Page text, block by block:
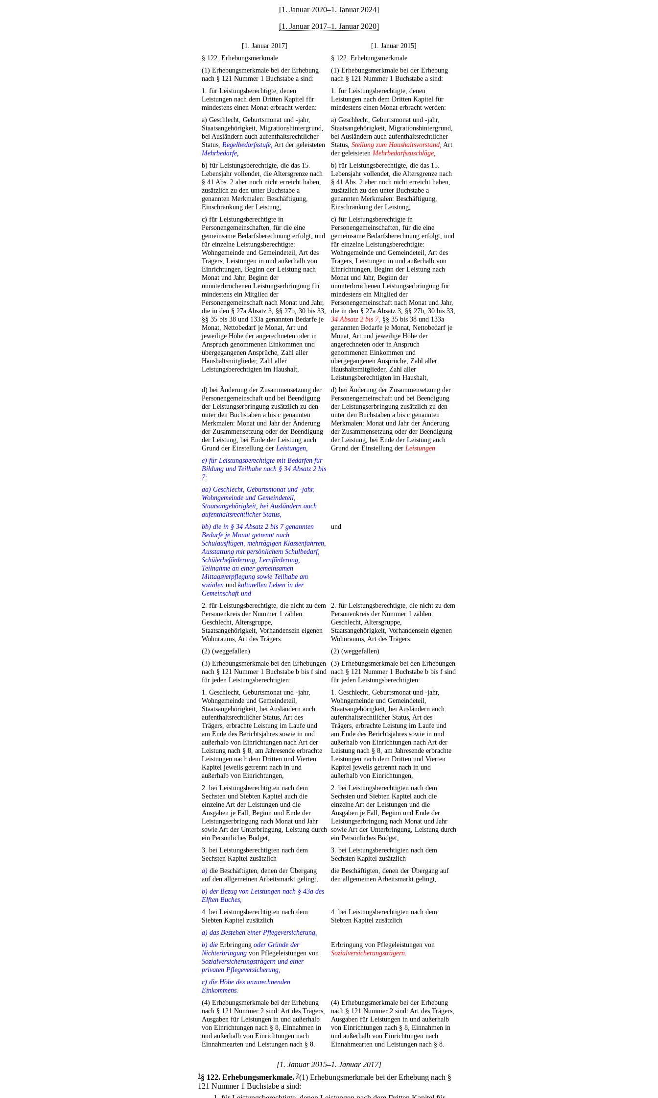
[1. Januar 2020–1. Januar 2024]
[1. Januar 2017–1. Januar 2020]
[1. Januar 2017]
[1. Januar 2015]
§ 122. Erhebungsmerkmale
§ 122. Erhebungsmerkmale
(1) Erhebungsmerkmale bei der Erhebung
nach § 121 Nummer 1 Buchstabe a sind:
(1) Erhebungsmerkmale bei der Erhebung
nach § 121 Nummer 1 Buchstabe a sind:
1. für Leistungsberechtigte, denen
Leistungen nach dem Dritten Kapitel für
mindestens einen Monat erbracht werden:
1. für Leistungsberechtigte, denen
Leistungen nach dem Dritten Kapitel für
mindestens einen Monat erbracht werden:
a) Geschlecht, Geburtsmonat und -jahr,
Staatsangehörigkeit, Migrationshintergrund,
bei Ausländern auch aufenthaltsrechtlicher
Status, Regelbedarfsstufe, Art der geleisteten
Mehrbedarfe,
a) Geschlecht, Geburtsmonat und -jahr,
Staatsangehörigkeit, Migrationshintergrund,
bei Ausländern auch aufenthaltsrechtlicher
Status, Stellung zum Haushaltsvorstand, Art
der geleisteten Mehrbedarfszuschläge,
b) für Leistungsberechtigte, die das 15.
Lebensjahr vollendet, die Altersgrenze nach
§ 41 Abs. 2 aber noch nicht erreicht haben,
zusätzlich zu den unter Buchstabe a
genannten Merkmalen: Beschäftigung,
Einschränkung der Leistung,
b) für Leistungsberechtigte, die das 15.
Lebensjahr vollendet, die Altersgrenze nach
§ 41 Abs. 2 aber noch nicht erreicht haben,
zusätzlich zu den unter Buchstabe a
genannten Merkmalen: Beschäftigung,
Einschränkung der Leistung,
c) für Leistungsberechtigte in
Personengemeinschaften, für die eine
gemeinsame Bedarfsberechnung erfolgt, und
für einzelne Leistungsberechtigte:
Wohngemeinde und Gemeindeteil, Art des
Trägers, Leistungen in und außerhalb von
Einrichtungen, Beginn der Leistung nach
Monat und Jahr, Beginn der
ununterbrochenen Leistungserbringung für
mindestens ein Mitglied der
Personengemeinschaft nach Monat und Jahr,
die in den § 27a Absatz 3, §§ 27b, 30 bis 33,
§§ 35 bis 38 und 133a genannten Bedarfe je
Monat, Nettobedarf je Monat, Art und
jeweilige Höhe der angerechneten oder in
Anspruch genommenen Einkommen und
übergegangenen Ansprüche, Zahl aller
Haushaltsmitglieder, Zahl aller
Leistungsberechtigten im Haushalt,
c) für Leistungsberechtigte in
Personengemeinschaften, für die eine
gemeinsame Bedarfsberechnung erfolgt, und
für einzelne Leistungsberechtigte:
Wohngemeinde und Gemeindeteil, Art des
Trägers, Leistungen in und außerhalb von
Einrichtungen, Beginn der Leistung nach
Monat und Jahr, Beginn der
ununterbrochenen Leistungserbringung für
mindestens ein Mitglied der
Personengemeinschaft nach Monat und Jahr,
die in den § 27a Absatz 3, §§ 27b, 30 bis 33,
34 Absatz 2 bis 7, §§ 35 bis 38 und 133a
genannten Bedarfe je Monat, Nettobedarf je
Monat, Art und jeweilige Höhe der
angerechneten oder in Anspruch
genommenen Einkommen und
übergegangenen Ansprüche, Zahl aller
Haushaltsmitglieder, Zahl aller
Leistungsberechtigten im Haushalt,
d) bei Änderung der Zusammensetzung der
Personengemeinschaft und bei Beendigung
der Leistungserbringung zusätzlich zu den
unter den Buchstaben a bis c genannten
Merkmalen: Monat und Jahr der Änderung
der Zusammensetzung oder der Beendigung
der Leistung, bei Ende der Leistung auch
Grund der Einstellung der Leistungen,
d) bei Änderung der Zusammensetzung der
Personengemeinschaft und bei Beendigung
der Leistungserbringung zusätzlich zu den
unter den Buchstaben a bis c genannten
Merkmalen: Monat und Jahr der Änderung
der Zusammensetzung oder der Beendigung
der Leistung, bei Ende der Leistung auch
Grund der Einstellung der Leistungen
e) für Leistungsberechtigte mit Bedarfen für
Bildung und Teilhabe nach § 34 Absatz 2 bis
7:
aa) Geschlecht, Geburtsmonat und -jahr,
Wohngemeinde und Gemeindeteil,
Staatsangehörigkeit, bei Ausländern auch
aufenthaltsrechtlicher Status,
bb) die in § 34 Absatz 2 bis 7 genannten
Bedarfe je Monat getrennt nach
Schulausflügen, mehrtägigen Klassenfahrten,
Ausstattung mit persönlichem Schulbedarf,
Schülerbeförderung, Lernförderung,
Teilnahme an einer gemeinsamen
Mittagsverpflegung sowie Teilhabe am
sozialen und kulturellen Leben in der
Gemeinschaft und
und
2. für Leistungsberechtigte, die nicht zu dem
Personenkreis der Nummer 1 zählen:
Geschlecht, Altersgruppe,
Staatsangehörigkeit, Vorhandensein eigenen
Wohnraums, Art des Trägers.
2. für Leistungsberechtigte, die nicht zu dem
Personenkreis der Nummer 1 zählen:
Geschlecht, Altersgruppe,
Staatsangehörigkeit, Vorhandensein eigenen
Wohnraums, Art des Trägers.
(2) (weggefallen)
(2) (weggefallen)
(3) Erhebungsmerkmale bei den Erhebungen
nach § 121 Nummer 1 Buchstabe b bis f sind
für jeden Leistungsberechtigten:
(3) Erhebungsmerkmale bei den Erhebungen
nach § 121 Nummer 1 Buchstabe b bis f sind
für jeden Leistungsberechtigten:
1. Geschlecht, Geburtsmonat und -jahr,
Wohngemeinde und Gemeindeteil,
Staatsangehörigkeit, bei Ausländern auch
aufenthaltsrechtlicher Status, Art des
Trägers, erbrachte Leistung im Laufe und
am Ende des Berichtsjahres sowie in und
außerhalb von Einrichtungen nach Art der
Leistung nach § 8, am Jahresende erbrachte
Leistungen nach dem Dritten und Vierten
Kapitel jeweils getrennt nach in und
außerhalb von Einrichtungen,
1. Geschlecht, Geburtsmonat und -jahr,
Wohngemeinde und Gemeindeteil,
Staatsangehörigkeit, bei Ausländern auch
aufenthaltsrechtlicher Status, Art des
Trägers, erbrachte Leistung im Laufe und
am Ende des Berichtsjahres sowie in und
außerhalb von Einrichtungen nach Art der
Leistung nach § 8, am Jahresende erbrachte
Leistungen nach dem Dritten und Vierten
Kapitel jeweils getrennt nach in und
außerhalb von Einrichtungen,
2. bei Leistungsberechtigten nach dem
Sechsten und Siebten Kapitel auch die
einzelne Art der Leistungen und die
Ausgaben je Fall, Beginn und Ende der
Leistungserbringung nach Monat und Jahr
sowie Art der Unterbringung, Leistung durch
ein Persönliches Budget,
2. bei Leistungsberechtigten nach dem
Sechsten und Siebten Kapitel auch die
einzelne Art der Leistungen und die
Ausgaben je Fall, Beginn und Ende der
Leistungserbringung nach Monat und Jahr
sowie Art der Unterbringung, Leistung durch
ein Persönliches Budget,
3. bei Leistungsberechtigten nach dem
Sechsten Kapitel zusätzlich
3. bei Leistungsberechtigten nach dem
Sechsten Kapitel zusätzlich
a) die Beschäftigten, denen der Übergang
auf den allgemeinen Arbeitsmarkt gelingt,
die Beschäftigten, denen der Übergang auf
den allgemeinen Arbeitsmarkt gelingt,
b) der Bezug von Leistungen nach § 43a des
Elften Buches,
4. bei Leistungsberechtigten nach dem
Siebten Kapitel zusätzlich
4. bei Leistungsberechtigten nach dem
Siebten Kapitel zusätzlich
a) das Bestehen einer Pflegeversicherung,
b) die Erbringung oder Gründe der
Nichterbringung von Pflegeleistungen von
Sozialversicherungsträgern und einer
privaten Pflegeversicherung,
Erbringung von Pflegeleistungen von
Sozialversicherungsträgern.
c) die Höhe des anzurechnenden
Einkommens.
(4) Erhebungsmerkmale bei der Erhebung
nach § 121 Nummer 2 sind: Art des Trägers,
Ausgaben für Leistungen in und außerhalb
von Einrichtungen nach § 8, Einnahmen in
und außerhalb von Einrichtungen nach
Einnahmearten und Leistungen nach § 8.
(4) Erhebungsmerkmale bei der Erhebung
nach § 121 Nummer 2 sind: Art des Trägers,
Ausgaben für Leistungen in und außerhalb
von Einrichtungen nach § 8, Einnahmen in
und außerhalb von Einrichtungen nach
Einnahmearten und Leistungen nach § 8.
[1. Januar 2015–1. Januar 2017]
1§ 122. Erhebungsmerkmale. 2(1) Erhebungsmerkmale bei der Erhebung nach §
121 Nummer 1 Buchstabe a sind: